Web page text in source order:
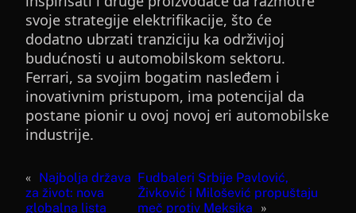
svoje strategije elektrifikacije, što će
dodatno ubrzati tranziciju ka održivijoj
budućnosti u automobilskom sektoru.
Ferrari, sa svojim bogatim nasleđem i
inovativnim pristupom, ima potencijal da
postane pionir u ovoj novoj eri automobilske
industrije.
« Najbolja država
za život: nova
globalna lista
Fudbaleri Srbije Pavlović,
Živković i Milošević propuštaju
meč protiv Meksika
»